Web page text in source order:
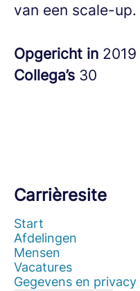
van een scale-up.
Opgericht in 2019
Collega’s 30
Carrièresite
Start
Afdelingen
Mensen
Vacatures
Gegevens en privacy